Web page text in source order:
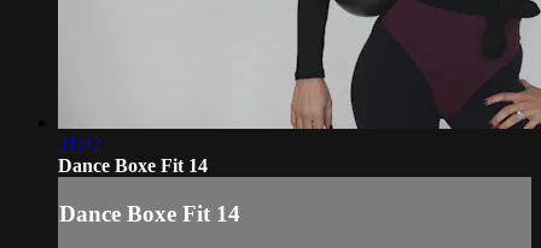
31:42
Dance Boxe Fit 14
Dance Boxe Fit 14